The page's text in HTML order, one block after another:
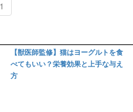
1
【獣医師監修】猫はヨーグルトを食
べてもいい？栄養効果と上手な与え
方